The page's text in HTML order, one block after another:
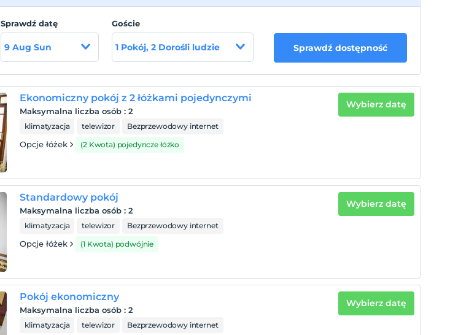
Sprawdź datę
9 Aug Sun
Goście
1 Pokój, 2 Dorośli ludzie Sprawdź dostępność
Ekonomiczny pokój z 2 łóżkami pojedynczymi
Maksymalna liczba osób :2
klimatyzacja telewizor Bezprzewodowy internet
Opcje łóżek (2 Kwota) pojedyncze łóżko
Wybierz datę
Standardowy pokój
Maksymalna liczba osób :2
klimatyzacja telewizor Bezprzewodowy internet
Opcje łóżek (1 Kwota) podwójnie
Wybierz datę
Pokój ekonomiczny
Maksymalna liczba osób :2
klimatyzacja telewizor Bezprzewodowy internet
Wybierz datę